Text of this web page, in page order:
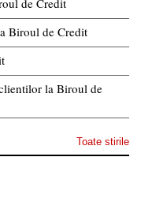
Biroul de Credit
la Biroul de
Toate stirile